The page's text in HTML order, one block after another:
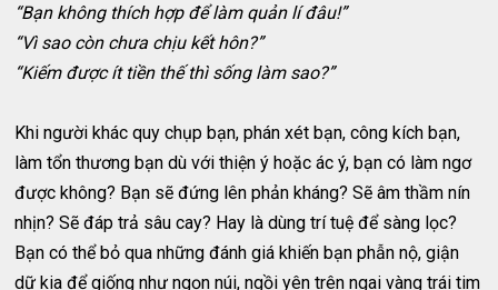
“Bạn không thích hợp để làm quản lí đâu!”
“Vì sao còn chưa chịu kết hôn?”
“Kiếm được ít tiền thế thì sống làm sao?”
Khi người khác quy chụp bạn, phán xét bạn, công kích bạn,
làm tổn thương bạn dù với thiện ý hoặc ác ý, bạn có làm ngơ
được không? Bạn sẽ đứng lên phản kháng? Sẽ âm thầm nín
nhịn? Sẽ đáp trả sâu cay? Hay là dùng trí tuệ để sàng lọc?
Bạn có thể bỏ qua những đánh giá khiến bạn phẫn nộ, giận
dữ kia để giống như ngọn núi, ngồi yên trên ngai vàng trái tim